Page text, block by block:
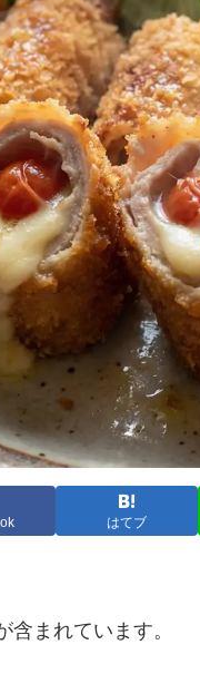
はてブ
まれています。